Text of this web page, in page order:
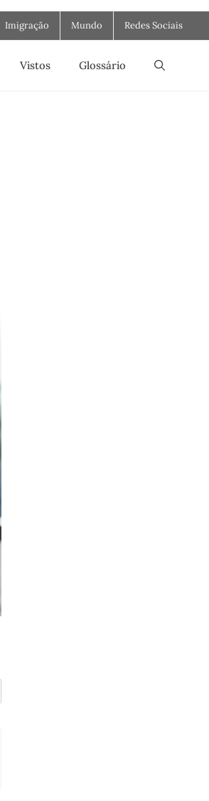
Imigração Mundo Redes Sociais
Vistos Glossário